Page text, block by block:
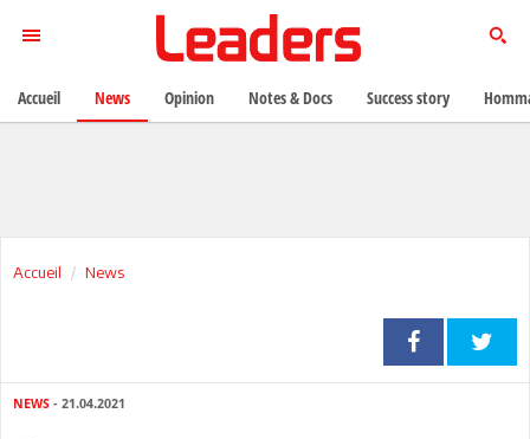
Accueil News
NEWS - 21.04.2021
Accueil News Opinion Notes & Docs Success story